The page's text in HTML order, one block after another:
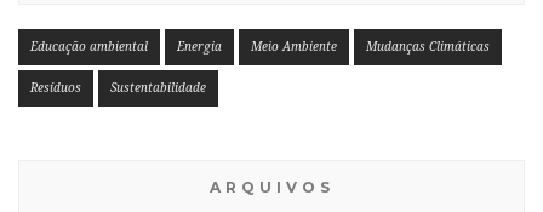
Educação ambiental Energia Meio Ambiente Mudanças Climáticas
Resíduos Sustentabilidade
ARQUIVOS